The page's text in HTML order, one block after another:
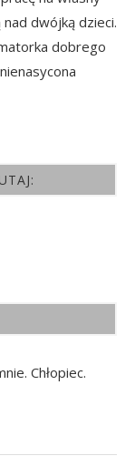
dwójką dzieci.
dobrego
Chłopiec.